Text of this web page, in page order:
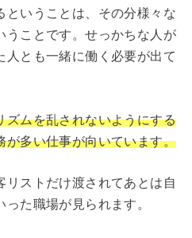
ということは、その分様々な
うことです。せっかちな人が
人とも一緒に働く必要が出て
ズムを乱されないようにする
が多い仕事が向いています。
リストだけ渡されてあとは自
た職場が見られます。